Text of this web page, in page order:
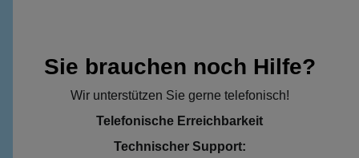
Sie brauchen noch Hilfe?
Wir unterstützen Sie gerne telefonisch!
Telefonische Erreichbarkeit
Technischer Support: